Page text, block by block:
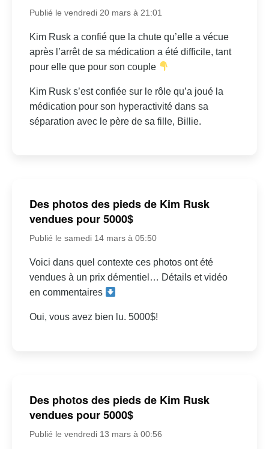
Publié le vendredi 20 mars à 21:01
Kim Rusk a confié que la chute qu’elle a vécue
après l’arrêt de sa médication a été difficile, tant
pour elle que pour son couple
Kim Rusk s’est confiée sur le rôle qu’a joué la
médication pour son hyperactivité dans sa
séparation avec le père de sa fille, Billie.
Des photos des pieds de Kim Rusk
vendues pour 5000$
Publié le samedi 14 mars à 05:50
Voici dans quel contexte ces photos ont été
vendues à un prix démentiel… Détails et vidéo
en commentaires
Oui, vous avez bien lu. 5000$!
Des photos des pieds de Kim Rusk
vendues pour 5000$
Publié le vendredi 13 mars à 00:56